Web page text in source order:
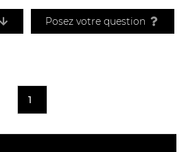
Posez votre question
1